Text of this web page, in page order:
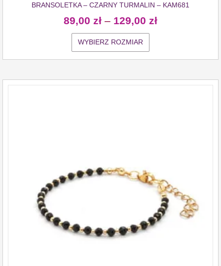
BRANSOLETKA – CZARNY TURMALIN – KAM681
89,00 zł – 129,00 zł
WYBIERZ ROZMIAR